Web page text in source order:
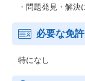
・問題発見・解決
必要な免
特になし